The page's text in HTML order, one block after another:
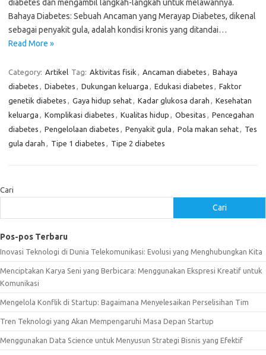
diabetes dan mengambil langkah-langkah untuk melawannya.
Bahaya Diabetes: Sebuah Ancaman yang Merayap Diabetes, dikenal
sebagai penyakit gula, adalah kondisi kronis yang ditandai…
Read More »
Category: Artikel Tag: Aktivitas fisik , Ancaman diabetes , Bahaya
diabetes , Diabetes , Dukungan keluarga , Edukasi diabetes , Faktor
genetik diabetes , Gaya hidup sehat, Kadar glukosa darah , Kesehatan
keluarga , Komplikasi diabetes , Kualitas hidup , Obesitas , Pencegahan
diabetes , Pengelolaan diabetes , Penyakit gula , Pola makan sehat, Tes
gula darah , Tipe 1 diabetes , Tipe 2 diabetes
Cari
Cari
Pos-pos Terbaru
Inovasi Teknologi di Dunia Telekomunikasi: Evolusi yang Menghubungkan Kita
Menciptakan Karya Seni yang Berbicara: Menggunakan Ekspresi Kreatif untuk
Komunikasi
Mengelola Konflik di Startup: Bagaimana Menyelesaikan Perselisihan Tim
Tren Teknologi yang Akan Mempengaruhi Masa Depan Startup
Menggunakan Data Science untuk Menyusun Strategi Bisnis yang Efektif